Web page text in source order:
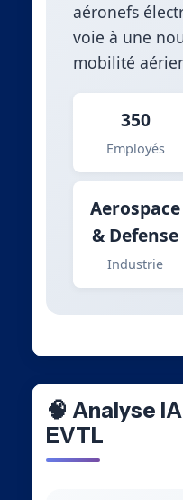
aéronefs
voie à une
mobilité
350
Employés
Aerospace
& Defense
Industrie
🧠 Analyse
EVTL